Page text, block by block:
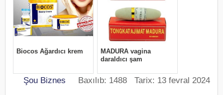
Şou Biznes Baxılıb: 1488 Tarix: 13 fevral 2024